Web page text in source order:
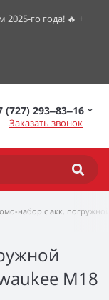
2025-го года! 🔥 +
(727) 293‒83‒16
Заказать звонок
набор с акк.
M18